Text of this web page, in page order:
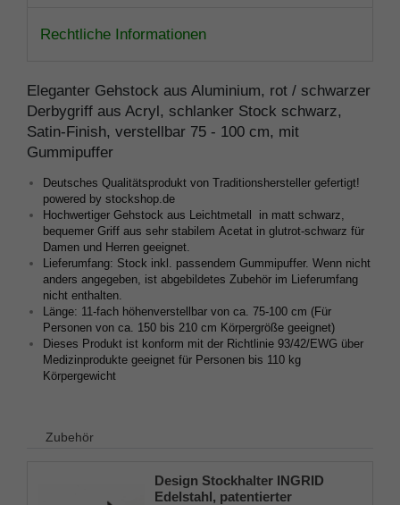
Rechtliche Informationen
Eleganter Gehstock aus Aluminium, rot / schwarzer
Derbygriff aus Acryl, schlanker Stock schwarz,
Satin-Finish, verstellbar 75 - 100 cm, mit
Gummipuffer
Deutsches Qualitätsprodukt von Traditionshersteller gefertigt!
powered by stockshop.de
Hochwertiger Gehstock aus Leichtmetall in matt schwarz,
bequemer Griff aus sehr stabilem Acetat in glutrot-schwarz für
Damen und Herren geeignet.
Lieferumfang: Stock inkl. passendem Gummipuffer. Wenn nicht
anders angegeben, ist abgebildetes Zubehör im Lieferumfang
nicht enthalten.
Länge: 11-fach höhenverstellbar von ca. 75-100 cm (Für
Personen von ca. 150 bis 210 cm Körpergröße geeignet)
Dieses Produkt ist konform mit der Richtlinie 93/42/EWG über
Medizinprodukte geeignet für Personen bis 110 kg
Körpergewicht
Zubehör
Design Stockhalter INGRID
Edelstahl, patentierter